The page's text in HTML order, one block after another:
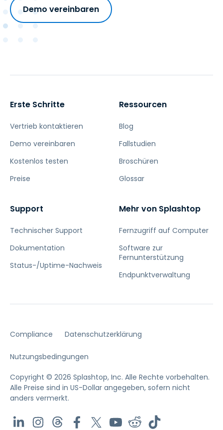
Demo vereinbaren
Erste Schritte
Vertrieb kontaktieren
Demo vereinbaren
Kostenlos testen
Preise
Ressourcen
Blog
Fallstudien
Broschüren
Glossar
Support
Technischer Support
Dokumentation
Status-/Uptime-Nachweis
Mehr von Splashtop
Fernzugriff auf Computer
Software zur
Fernunterstützung
Endpunktverwaltung
Compliance Datenschutzerklärung
Nutzungsbedingungen
Copyright © 2026 Splashtop, Inc. Alle Rechte vorbehalten.
Alle Preise sind in US-Dollar angegeben, sofern nicht
anders vermerkt.